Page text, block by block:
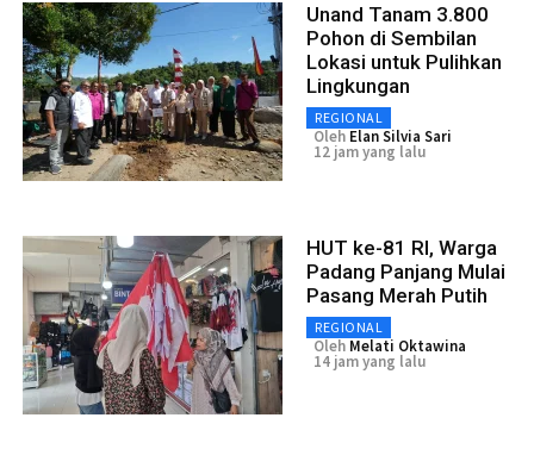
Unand Tanam 3.800
Pohon di Sembilan
Lokasi untuk Pulihkan
Lingkungan
REGIONAL
Oleh Elan Silvia Sari
12 jam yang lalu
HUT ke-81 RI, Warga
Padang Panjang Mulai
Pasang Merah Putih
REGIONAL
Oleh Melati Oktawina
14 jam yang lalu